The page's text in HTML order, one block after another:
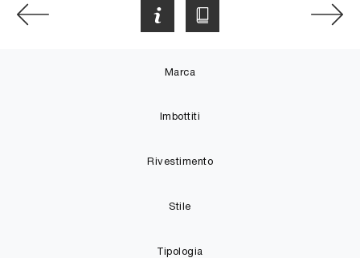
Marca
Imbottiti
Rivestimento
Stile
Tipologia